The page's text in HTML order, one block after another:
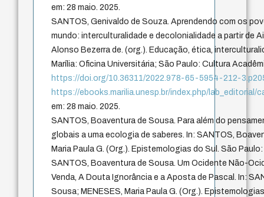
em: 28 maio. 2025.
SANTOS, Genivaldo de Souza. Aprendendo com os
mundo: interculturalidade e decolonialidade a partir de
Alonso Bezerra de. (org.). Educação, ética,
Marília: Oficina Universitária; São Paulo: Cultura
https://doi.org/10.36311/2022.978-65-5954-212-
https://ebooks.marilia.unesp.br/index.php/
em: 28 maio. 2025.
SANTOS, Boaventura de Sousa. Para além do
globais a uma ecologia de saberes. In: SANTOS,
Maria Paula G. (Org.). Epistemologias do Sul. São
SANTOS, Boaventura de Sousa. Um Ocidente Não-
Venda, A Douta Ignorância e a Aposta de Pascal. In:
Sousa; MENESES, Maria Paula G. (Org.).